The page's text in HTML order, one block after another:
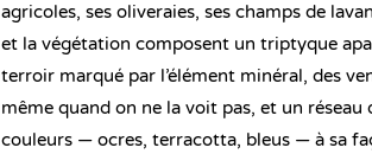
agricoles, ses oliveraies, ses champs de
et la végétation composent un triptyque
terroir marqué par l’élément minéral, des
même quand on ne la voit pas, et un
couleurs — ocres, terracotta, bleus — à sa